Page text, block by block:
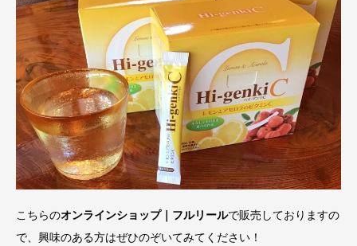
こちらのオンラインショップ｜フルリールで販売しておりますの
で、興味のある方はぜひのぞいてみてください！